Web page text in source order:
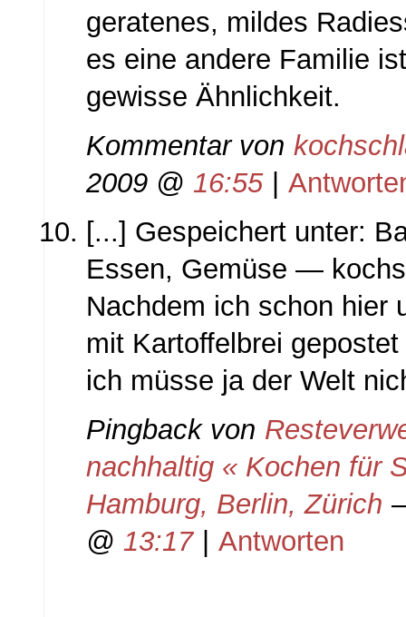
geratenes, mildes
es eine andere Familie
gewisse Ähnlichkeit.
Kommentar von
2009 @ 16:55
[...] Gespeichert unter:
Essen, Gemüse —
Nachdem ich schon hier
mit Kartoffelbrei
ich müsse ja der Welt
Pingback von
nachhaltig « Kochen für
Hamburg, Berlin, Zürich
@ 13:17 Antworten